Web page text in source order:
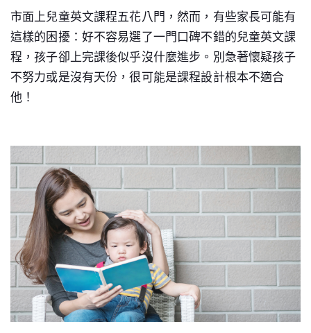
市面上兒童英文課程五花八門，然而，有些家長可能有
這樣的困擾：好不容易選了一門口碑不錯的兒童英文課
程，孩子卻上完課後似乎沒什麼進步。別急著懷疑孩子
不努力或是沒有天份，很可能是課程設計根本不適合
他！